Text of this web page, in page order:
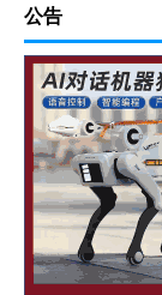
公告